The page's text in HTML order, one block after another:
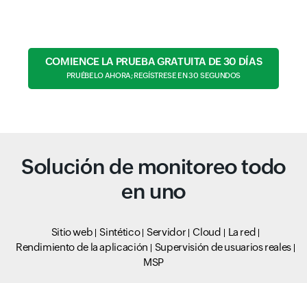
COMIENCE LA PRUEBA GRATUITA DE 30 DÍAS
PRUÉBELO AHORA; REGÍSTRESE EN 30 SEGUNDOS
Solución de monitoreo todo
en uno
Sitio web Sintético Servidor Cloud
La red
Rendimiento de la aplicación
Supervisión de usuarios reales
MSP